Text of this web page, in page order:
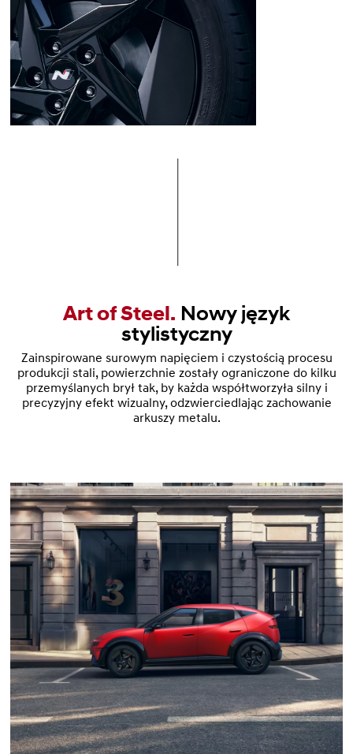
Art of Steel. Nowy język
stylistyczny
Zainspirowane surowym napięciem i czystością procesu
produkcji stali, powierzchnie zostały ograniczone do kilku
przemyślanych brył tak, by każda współtworzyła silny i
precyzyjny efekt wizualny, odzwierciedlając zachowanie
arkuszy metalu.